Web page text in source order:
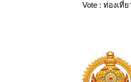
Vote : ท่องเที่